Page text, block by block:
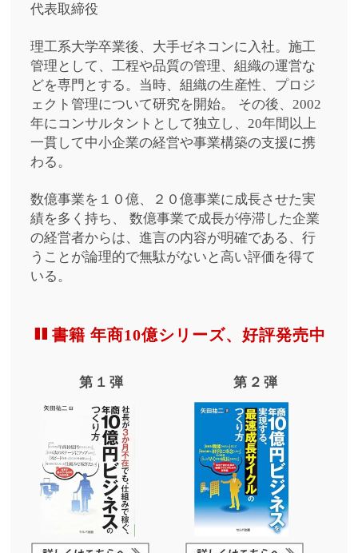
代表取締役
理工系大学卒業後、大手ゼネコンに入社。施工
管理として、工程や品質の管理、組織の運営な
どを専門とする。当時、組織の生産性、プロジ
ェクト管理について研究を開始。
その後、2002
年にコンサルタントとして独立し、20年間以上
一貫して中小企業の経営や事業構築の支援に携
わる。
数億事業を１０億、２０億事業に成長させた実
績を多く持ち、
数億事業で成長が停滞した企業
の経営者からは、進言の内容が明確である、行
うことが論理的で無駄がないと高い評価を得て
いる。
書籍 年商10億シリーズ、好評発売中
第１弾 第２弾